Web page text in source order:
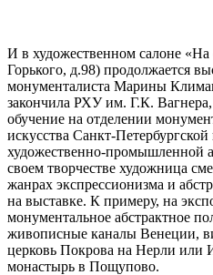
И в художественном салоне «На
Горького, д.98) продолжается
монументалиста Марины
закончила РХУ им. Г.К.
обучение на отделении
искусства Санкт-Петербургской
художественно-промышленной
своем творчестве художница
жанрах экспрессионизма и
на выставке. К примеру, на
монументальное абстрактное
живописные каналы Венеции,
церковь Покрова на Нерли или
монастырь в Пощупово.